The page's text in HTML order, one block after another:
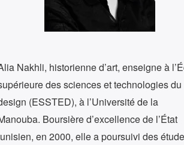
Nakhli, historienne d’art, enseigne à
des sciences et technologies du
(ESSTED), à l’Université de la
Boursière d’excellence de l’État
en 2000, elle a poursuivi des